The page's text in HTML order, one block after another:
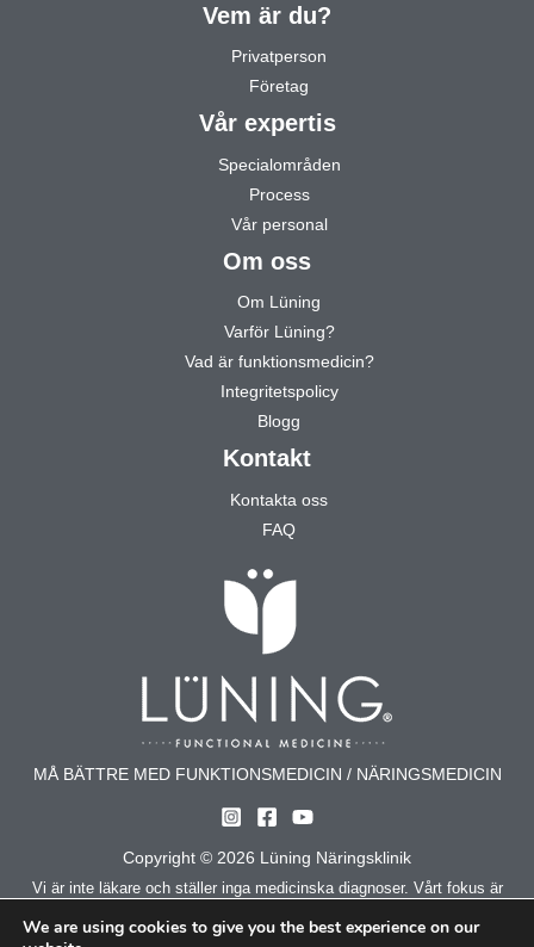
Vem är du?
Privatperson
Företag
Vår expertis
Specialområden
Process
Vår personal
Om oss
Om Lüning
Varför Lüning?
Vad är funktionsmedicin?
Integritetspolicy
Blogg
Kontakt
Kontakta oss
FAQ
MÅ BÄTTRE MED FUNKTIONSMEDICIN / NÄRINGSMEDICIN
Copyright © 2026 Lüning Näringsklinik
Vi är inte läkare och ställer inga medicinska diagnoser. Vårt fokus är
att stödja kroppens egna funktioner genom kost, livsstil och
We are using cookies to give you the best experience on our